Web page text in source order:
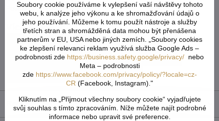
Povolená hmotnostní odchylka: 3 %
Více z kategorie
CUKR, MED, MELASA A PŘÍRODNÍ SLADIDLA
CUKRY Zdravá výživa & doplňky stravy
Krása, Aromaterapie & domácnost
Recenze 0
Soubory cookie používáme k vylepšení vaší návštěvy tohoto
webu, k analýze jeho výkonu a ke shromažďování údajů o
jeho používání. Můžeme k tomu použít nástroje a služby
třetích stran a shromážděná data mohou být přenášena
partnerům v EU, USA nebo jiných zemích. „Soubory cookies
ke zlepšení relevanci reklam využívá služba Google Ads –
podrobnosti zde https://business.safety.google/privacy/ nebo
Meta – podrobnosti
zde https://www.facebook.com/privacy/policy/?locale=cz-
CR (Facebook, Instagram)."
Kliknutím na „Přijmout všechny soubory cookie“ vyjadřujete
svůj souhlas s tímto zpracováním. Níže můžete najít podrobné
informace nebo upravit své preference.